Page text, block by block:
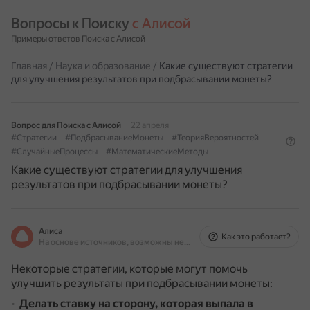
Вопросы к Поиску с Алисой
Примеры ответов Поиска с Алисой
Главная / Наука и образование / Какие существуют стратегии
для улучшения результатов при подбрасывании монеты?
Вопрос для Поиска с Алисой
22 апреля
#Стратегии
#ПодбрасываниеМонеты
#ТеорияВероятностей
#СлучайныеПроцессы
#МатематическиеМетоды
Какие существуют стратегии для улучшения
результатов при подбрасывании монеты?
Алиса
На основе источников, возможны неточности
Как это работает?
Некоторые стратегии, которые могут помочь
улучшить результаты при подбрасывании монеты:
Делать ставку на сторону, которая выпала в